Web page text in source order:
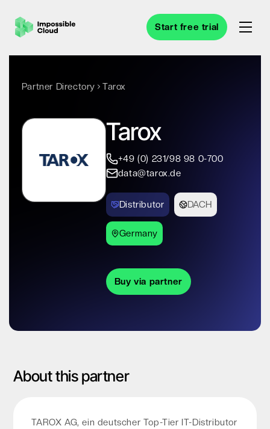
Start free trial
Partner Directory Tarox
Tarox
+49 (0) 231/98 98 0-700
data@tarox.de
Distributor DACH
Germany
Buy via partner
About this partner
TAROX AG, ein deutscher Top-Tier IT-Distributor